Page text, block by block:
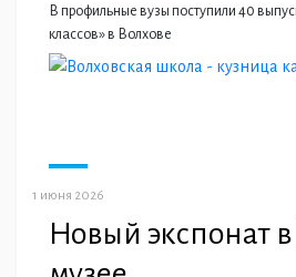
В профильные вузы поступили 40
классов» в Волхове
1 июня 2026
Новый экспонат